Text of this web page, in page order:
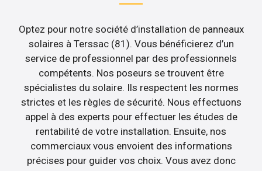
Optez pour notre société d’installation de panneaux
solaires à Terssac (81). Vous bénéficierez d’un
service de professionnel par des professionnels
compétents. Nos poseurs se trouvent être
spécialistes du solaire. Ils respectent les normes
strictes et les règles de sécurité. Nous effectuons
appel à des experts pour effectuer les études de
rentabilité de votre installation. Ensuite, nos
commerciaux vous envoient des informations
précises pour guider vos choix. Vous avez donc